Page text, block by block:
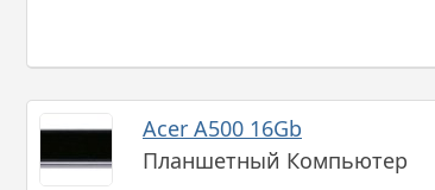
Acer A500 16Gb
Планшетный Компьютер